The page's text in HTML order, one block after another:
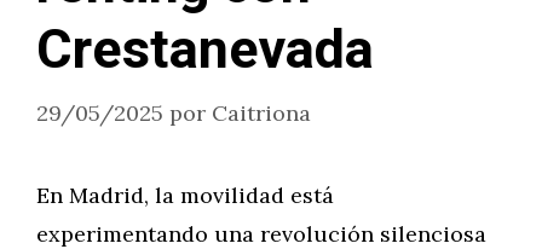
Crestanevada
29/05/2025 por Caitriona
En Madrid, la movilidad está
experimentando una revolución silenciosa